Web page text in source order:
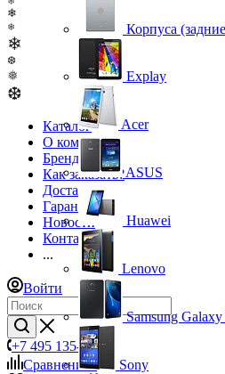
❄
❄
❄
❆
❅
❆
Каталог
О компании
Бренды
Как заказать?
Доставка
Гарантия
Новости
Контакты
...
Войти
+7 495 135-39-43
Сравнение0
Корпуса
Explay
Acer
ASUS
Huawei
Lenovo
Samsung Galaxy
Sony